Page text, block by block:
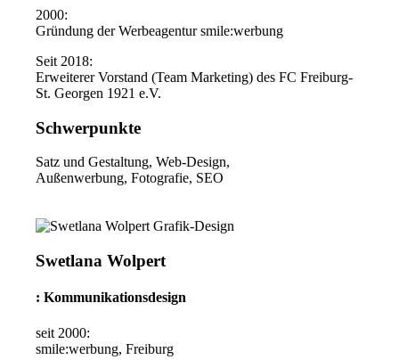
2000:
Gründung der Werbeagentur smile:werbung
Seit 2018:
Erweiterer Vorstand (Team Marketing) des FC Freiburg-
St. Georgen 1921 e.V.
Schwerpunkte
Satz und Gestaltung, Web-Design,
Außenwerbung, Fotografie, SEO
Swetlana Wolpert
: Kommunikationsdesign
seit 2000:
smile:werbung, Freiburg